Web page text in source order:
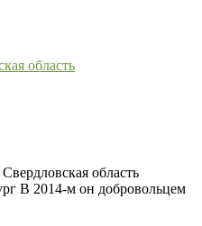
область
область
В 2014-м он добровольцем